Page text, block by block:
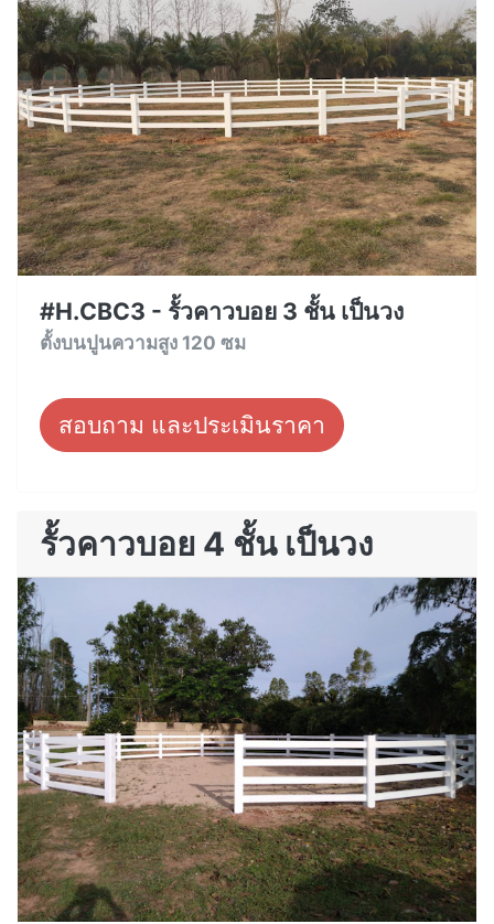
#H.CBC3 - รั้วคาวบอย 3 ชั้น เป็นวง
ตั้งบนปูนความสูง 120 ซม
สอบถาม และประเมินราคา
รั้วคาวบอย 4 ชั้น เป็นวง